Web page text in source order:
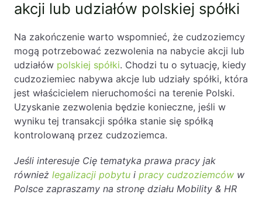
akcji lub udziałów polskiej spółki
Na zakończenie warto wspomnieć, że cudzoziemcy
mogą potrzebować zezwolenia na nabycie akcji lub
udziałów polskiej spółki. Chodzi tu o sytuację, kiedy
cudzoziemiec nabywa akcje lub udziały spółki, która
jest właścicielem nieruchomości na terenie Polski.
Uzyskanie zezwolenia będzie konieczne, jeśli w
wyniku tej transakcji spółka stanie się spółką
kontrolowaną przez cudzoziemca.
Jeśli interesuje Cię tematyka prawa pracy jak
również legalizacji pobytu i pracy cudzoziemców w
Polsce zapraszamy na stronę działu Mobility & HR